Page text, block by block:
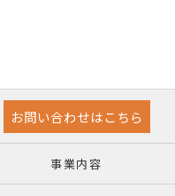
お問い合わせはこちら
事業内容